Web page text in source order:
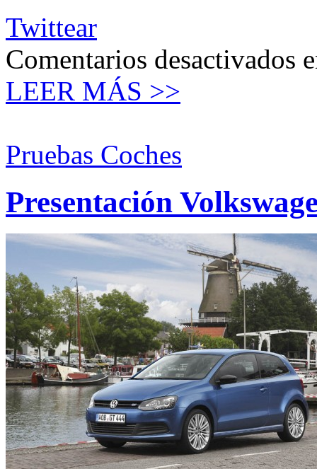
Twittear
Comentarios desactivados
LEER MÁS >>
Pruebas Coches
Presentación